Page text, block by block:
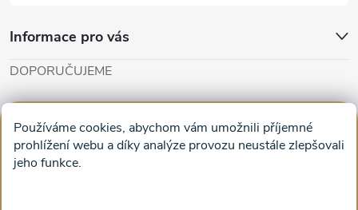
Používáme cookies, abychom vám umožnili příjemné
prohlížení webu a díky analýze provozu neustále zlepšovali
jeho funkce.
Informace pro vás
DOPORUČUJEME
Obrazy na plátně na zeď a stěnu do obýváku
Facebook